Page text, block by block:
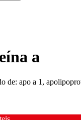
a
de: apo a 1,